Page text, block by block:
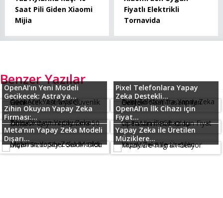
Saat Pili Giden Xiaomi
Mijia
Fiyatlı Elektrikli
Tornavida
Benzer Yazılar
OpenAI’ın Yeni Modeli
Gecikecek: Astra’ya...
Pixel Telefonlara Yapay
Zeka Destekli...
Zihin Okuyan Yapay Zeka
Firması:...
OpenAI’ın İlk Cihazı için
Fiyat...
Meta’nın Yapay Zeka Modeli
Dışarı...
Yapay Zeka ile Üretilen
Müziklere...